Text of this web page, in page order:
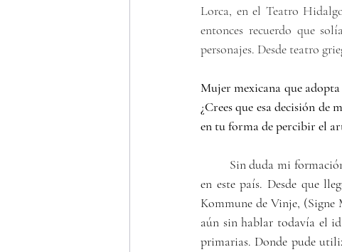
Lorca, en el Teatro
entonces recuerdo que
personajes. Desde teatro
Mujer mexicana que
¿Crees que esa decisión
en tu forma de percibir el
en este país. Desde que
Kommune de Vinje,
aún sin hablar todavía el
primarias. Donde pude